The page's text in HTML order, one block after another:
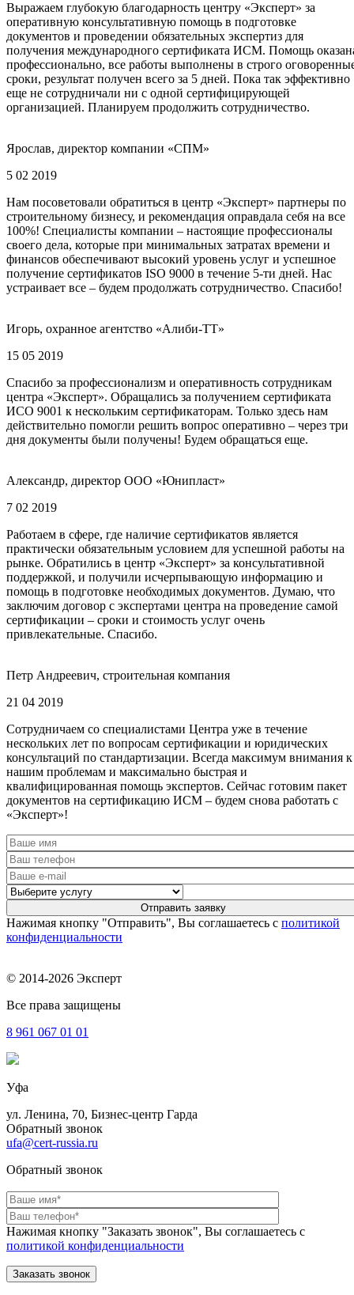
Выражаем глубокую благодарность центру «Эксперт» за
оперативную консультативную помощь в подготовке
документов и проведении обязательных экспертиз для
получения международного сертификата ИСМ. Помощь
профессионально, все работы выполнены в строго
сроки, результат получен всего за 5 дней. Пока так эффективно
еще не сотрудничали ни с одной сертифицирующей
организацией. Планируем продолжить сотрудничество.
Ярослав, директор компании «СПМ»
5 02 2019
Нам посоветовали обратиться в центр «Эксперт» партнеры по
строительному бизнесу, и рекомендация оправдала себя на все
100%! Специалисты компании – настоящие профессионалы
своего дела, которые при минимальных затратах времени и
финансов обеспечивают высокий уровень услуг и успешное
получение сертификатов ISO 9000 в течение 5-ти дней. Нас
устраивает все – будем продолжать сотрудничество. Спасибо!
Игорь, охранное агентство «Алиби-ТТ»
15 05 2019
Спасибо за профессионализм и оперативность сотрудникам
центра «Эксперт». Обращались за получением сертификата
ИСО 9001 к нескольким сертификаторам. Только здесь нам
действительно помогли решить вопрос оперативно – через три
дня документы были получены! Будем обращаться еще.
Александр, директор ООО «Юнипласт»
7 02 2019
Работаем в сфере, где наличие сертификатов является
практически обязательным условием для успешной работы на
рынке. Обратились в центр «Эксперт» за консультативной
поддержкой, и получили исчерпывающую информацию и
помощь в подготовке необходимых документов. Думаю, что
заключим договор с экспертами центра на проведение самой
сертификации – сроки и стоимость услуг очень
привлекательные. Спасибо.
Петр Андреевич, строительная компания
21 04 2019
Сотрудничаем со специалистами Центра уже в течение
нескольких лет по вопросам сертификации и юридических
консультаций по стандартизации. Всегда максимум внимания к
нашим проблемам и максимально быстрая и
квалифицированная помощь экспертов. Сейчас готовим пакет
документов на сертификацию ИСМ – будем снова работать с
«Эксперт»!
Нажимая кнопку "Отправить", Вы соглашаетесь с политикой
конфиденциальности
© 2014-2026 Эксперт
Все права защищены
8 961 067 01 01
Уфа
ул. Ленина, 70, Бизнес-центр Гарда
Обратный звонок
ufa@cert-russia.ru
Обратный звонок
Нажимая кнопку "Заказать звонок", Вы соглашаетесь с
политикой конфиденциальности